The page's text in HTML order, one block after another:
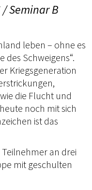
Seminar B
leben – ohne es
des Schweigens“.
Kriegsgeneration
die Flucht und
noch mit sich
ist das
an drei
mit geschulten